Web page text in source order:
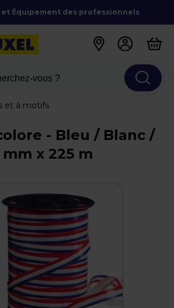
Équipement des professionnels
vous ?
et à motifs
- Bleu / Blanc /
mm x 225 m